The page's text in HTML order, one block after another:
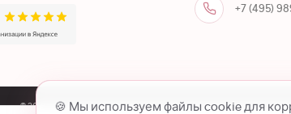
+7 (495)
© 2026 все права защищены.
🍪 Мы используем файлы cookie для